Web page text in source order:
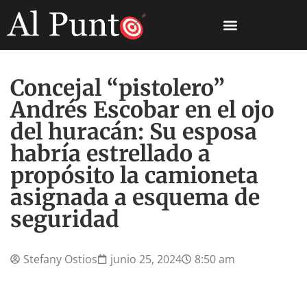
Concejal “pistolero”
Andrés Escobar en el ojo
del huracán: Su esposa
habría estrellado a
propósito la camioneta
asignada a esquema de
seguridad
Stefany Ostios junio 25, 2024
8:50 am